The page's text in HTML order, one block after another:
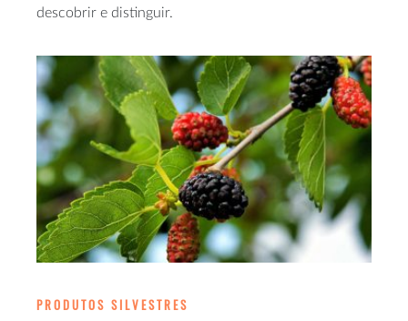
descobrir e distinguir.
PRODUTOS SILVESTRES